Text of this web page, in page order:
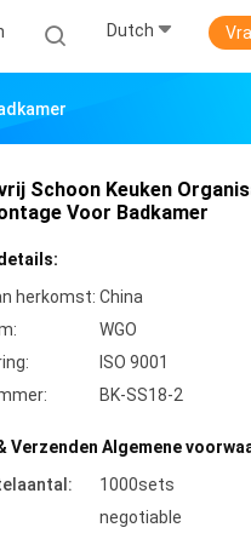
Dutch
Schoon Keuken
Voor Badkamer
herkomst: China
WGO
ISO 9001
BK-SS18-2
Verzenden Algemene
1000sets
negotiable